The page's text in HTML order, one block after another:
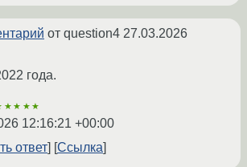
от question4 27.03.2026
года.
12:16:21 +00:00
ответ
Ссылка